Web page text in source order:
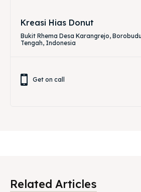
Kreasi Hias Donut
Bukit Rhema Desa Karangrejo,
Tengah, Indonesia
Get on call
Related Articles